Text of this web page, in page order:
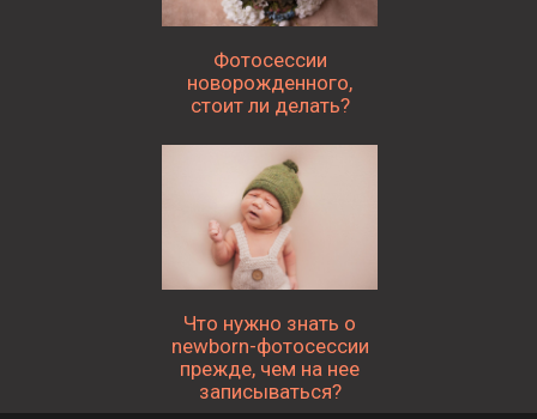
Фотосессии
новорожденного,
стоит ли делать?
Что нужно знать о
newborn-фотосессии
прежде, чем на нее
записываться?